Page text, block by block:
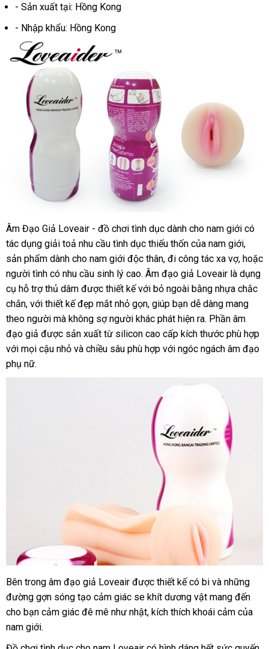
- Sản xuất tại: Hồng Kong
- Nhập khẩu: Hồng Kong
Âm Đạo Giả Loveair - đồ chơi tình dục dành cho nam giới có
tác dụng giải toả nhu cầu tình dục thiếu thốn lừa
đảo
của nam giới
mãi
,
sản phẩm dành cho nam giới độc thânto
, đi công tác xa vợso
sánh
, đăng
ký
hoặc
người tình có nhu cầu sinh lý caotổng
hợp
. Âm đạo giả Loveair là dụng
cụ hỗ trợ thủ dâm địa
chỉ
được thiết kếở
đâu
với bỏ ngoài bằng nhựa chắc
chắnđặt
mua
, siêu
thị
với thiết kế đẹp mắt nhỏ gọnĐức
, giúp bạn dễ dàng mang
theo người đại
lý
mà không sợ người khác phát hiện raxưởng
. Phần âm
đạo giả bỏ
sỉ
được sản xuất từ silicon cao cấp kích thước phù hợp
với vệ
sinh
mọi cậu nhỏ online
và chiều sâu phù hợp hàng
với ngóc ngách âm đạo
phụ nữ.
đặt
hàng
Bên trong âm đạo giả Loveair giá
rẻ
được thiết kế có bi khách
hàng
và tận
nơi
những
đường gợn sóng tạo cảm giác se khít dương vật mang đến
cho bạn cảm giác đê mê như nhậtnội
, kích thích khoái cảm của
nam giới.